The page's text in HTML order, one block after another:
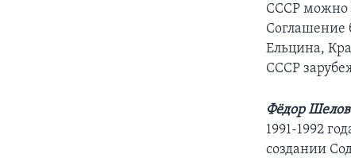
СССР можно
Соглашение
Ельцина,
СССР
Фёдор
1991-1992
создании